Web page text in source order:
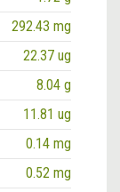
292.43 mg
22.37 ug
8.04 g
11.81 ug
0.14 mg
0.52 mg